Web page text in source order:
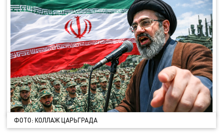
ФОТО: КОЛЛАЖ ЦАРЬГРАДА